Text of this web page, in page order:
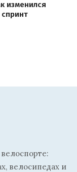
изменился
велосипедах и